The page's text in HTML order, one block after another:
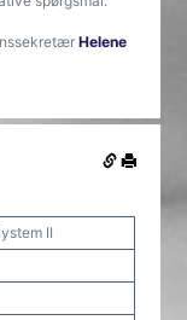
Helene
II